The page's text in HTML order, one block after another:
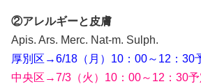
②アレルギーと皮膚
Apis. Ars. Merc. Nat-m. Sulph.
厚別区→6/18（月）10：00～12：30
中央区→7/3（火）10：00～12：30予